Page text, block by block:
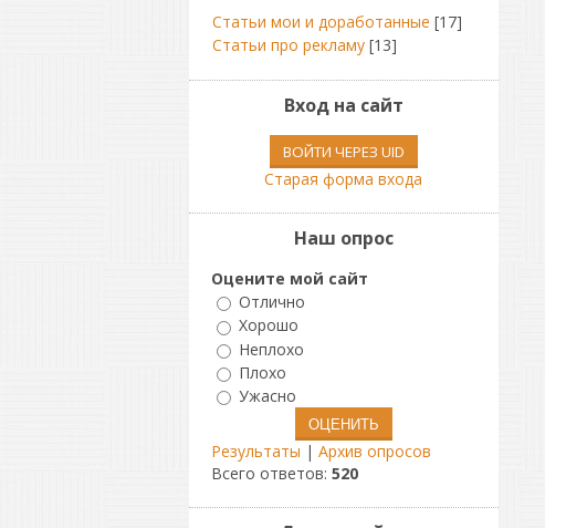
Статьи мои и доработанные [17]
Статьи про рекламу [13]
Вход на сайт
ВОЙТИ ЧЕРЕЗ UID
Старая форма входа
Наш опрос
Оцените мой сайт
Отлично
Хорошо
Неплохо
Плохо
Ужасно
Результаты | Архив опросов
Всего ответов: 520